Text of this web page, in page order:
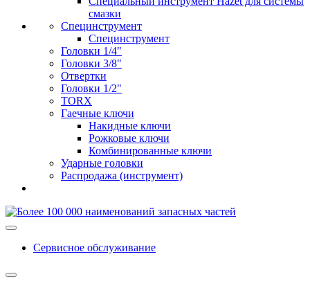
смазки
Специнструмент
Специнструмент
Головки 1/4"
Головки 3/8"
Отвертки
Головки 1/2"
TORX
Гаечные ключи
Накидные ключи
Рожковые ключи
Комбинированные ключи
Ударные головки
Распродажа (инструмент)
Сервисное обслуживание